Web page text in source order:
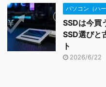
パソコン（ハー
SSDは今買
SSD選びと
ト
2026/6/22